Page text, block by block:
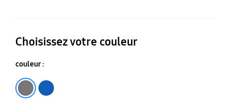
Choisissez votre couleur
couleur :